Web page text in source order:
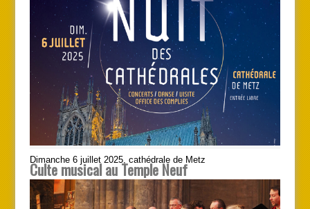
Dimanche 6 juillet 2025, cathédrale de Metz
Culte musical au Temple Neuf